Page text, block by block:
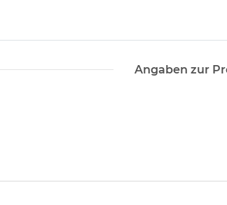
Angaben zur